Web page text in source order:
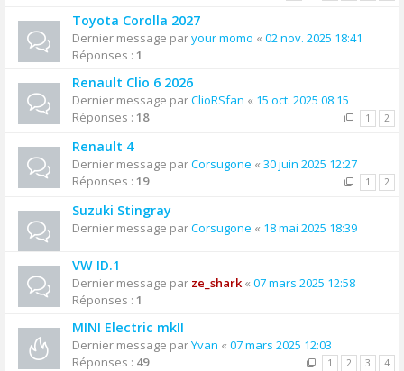
Toyota Corolla 2027
Dernier message paryour momo « 02 nov. 2025 18:41
Réponses : 1
Renault Clio 6 2026
Dernier message parClioRSfan « 15 oct. 2025 08:15
Réponses : 18 1 2
Renault 4
Dernier message parCorsugone « 30 juin 2025 12:27
Réponses : 19 1 2
Suzuki Stingray
Dernier message parCorsugone « 18 mai 2025 18:39
VW ID.1
Dernier message par ze_shark« 07 mars 2025 12:58
Réponses : 1
MINI Electric mkII
Dernier message parYvan « 07 mars 2025 12:03
Réponses : 49 1 2 3 4